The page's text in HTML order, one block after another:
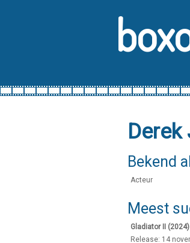
Bekend
Acteur
Meest
Gladiator II (2024)
Release: 14